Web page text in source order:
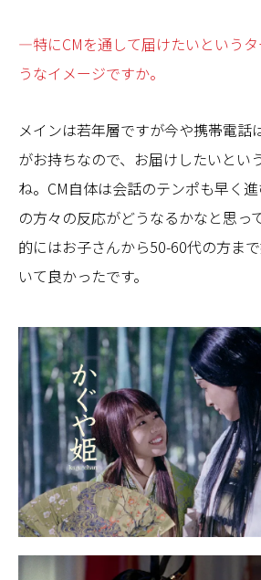
—特にCMを通して届けたいという
うなイメージですか。
メインは若年層ですが今や携帯電話
がお持ちなので、お届けしたいとい
ね。CM自体は会話のテンポも早く
の方々の反応がどうなるかなと思っ
的にはお子さんから50-60代の方ま
いて良かったです。